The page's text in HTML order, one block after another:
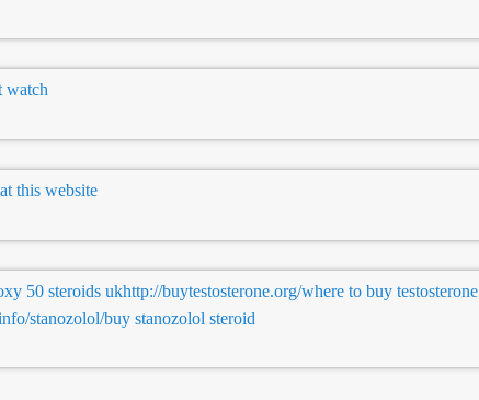
watch
this website
50 steroids ukhttp://buytestosterone.org/where to buy testosterone
stanozolol/buy stanozolol steroid